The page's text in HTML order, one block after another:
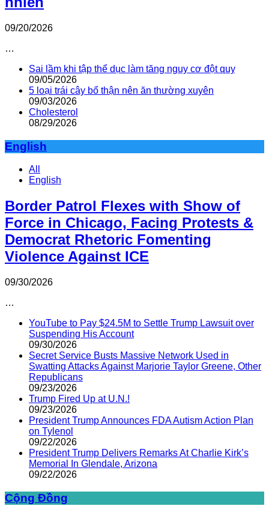
09/20/2026
…
Sai lầm khi tập thể dục làm tăng nguy cơ đột quỵ
09/05/2026
5 loại trái cây bổ thận nên ăn thường xuyên
09/03/2026
Cholesterol
08/29/2026
English
All
English
Border Patrol Flexes with Show of
Force in Chicago, Facing Protests &
Democrat Rhetoric Fomenting
Violence Against ICE
09/30/2026
…
YouTube to Pay $24.5M to Settle Trump Lawsuit over
Suspending His Account
09/30/2026
Secret Service Busts Massive Network Used in
Swatting Attacks Against Marjorie Taylor Greene, Other
Republicans
09/23/2026
Trump Fired Up at U.N.!
09/23/2026
President Trump Announces FDA Autism Action Plan
on Tylenol
09/22/2026
President Trump Delivers Remarks At Charlie Kirk’s
Memorial In Glendale, Arizona
09/22/2026
Cộng Đồng